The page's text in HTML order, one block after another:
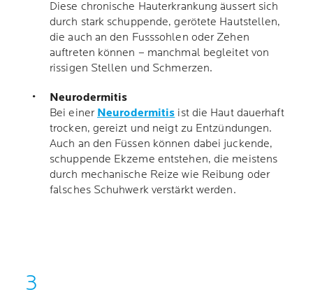
Diese chronische Hauterkrankung äussert sich
durch stark schuppende, gerötete Hautstellen,
die auch an den Fusssohlen oder Zehen
auftreten können – manchmal begleitet von
rissigen Stellen und Schmerzen.
Neurodermitis
Bei einer Neurodermitis ist die Haut dauerhaft
trocken, gereizt und neigt zu Entzündungen.
Auch an den Füssen können dabei juckende,
schuppende Ekzeme entstehen, die meistens
durch mechanische Reize wie Reibung oder
falsches Schuhwerk verstärkt werden.